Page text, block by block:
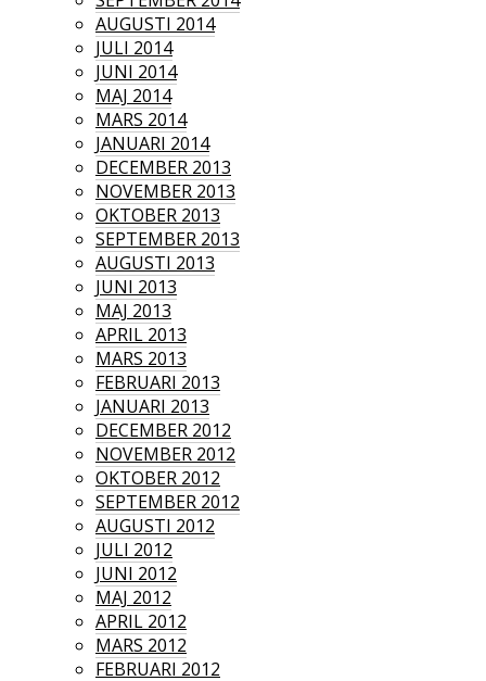
AUGUSTI 2014
JULI 2014
JUNI 2014
MAJ 2014
MARS 2014
JANUARI 2014
DECEMBER 2013
NOVEMBER 2013
OKTOBER 2013
SEPTEMBER 2013
AUGUSTI 2013
JUNI 2013
MAJ 2013
APRIL 2013
MARS 2013
FEBRUARI 2013
JANUARI 2013
DECEMBER 2012
NOVEMBER 2012
OKTOBER 2012
SEPTEMBER 2012
AUGUSTI 2012
JULI 2012
JUNI 2012
MAJ 2012
APRIL 2012
MARS 2012
FEBRUARI 2012